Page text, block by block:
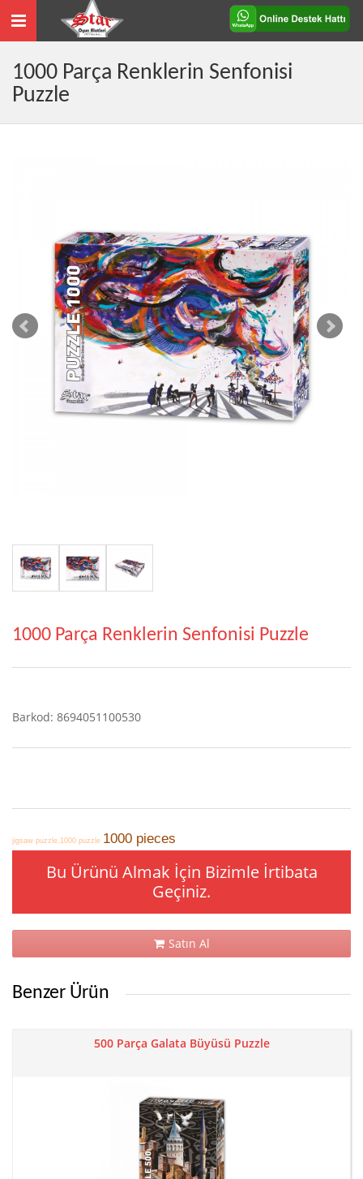
Toggle
navigation
1000 Parça Renklerin Senfonisi
Puzzle
1000 Parça Renklerin Senfonisi Puzzle
Barkod: 8694051100530
jigsaw puzzle,1000 puzzle 1000 pieces
Bu Ürünü Almak İçin Bizimle İrtibata
Geçiniz.
Satın Al
Benzer Ürün
500 Parça Galata Büyüsü Puzzle